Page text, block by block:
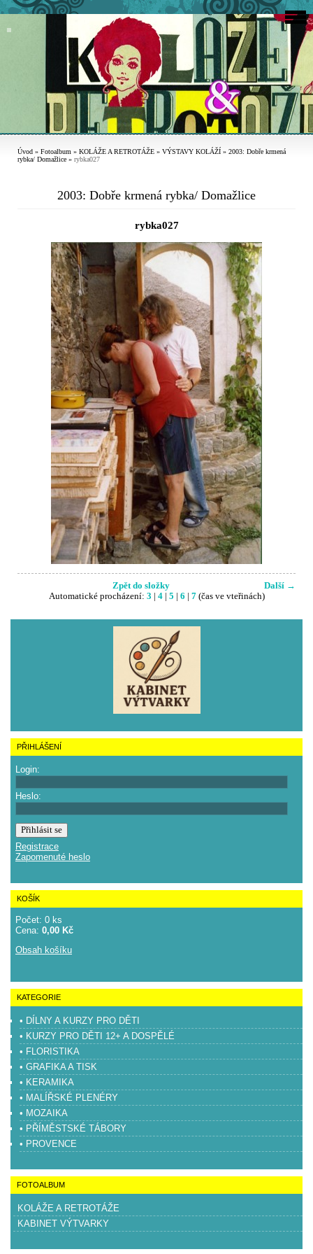
Úvod » Fotoalbum » KOLÁŽE A RETROTÁŽE » VÝSTAVY KOLÁŽÍ » 2003: Dobře krmená
rybka/ Domažlice » rybka027
2003: Dobře krmená rybka/ Domažlice
rybka027
Další →
Zpět do složky
Automatické procházení: 3 4| 5 6 7(čas ve vteřinách)
PŘIHLÁŠENÍ
Login:
Heslo:
Registrace
Zapomenuté heslo
KOŠÍK
Počet: 0 ks
Cena: 0,00 Kč
Obsah košíku
KATEGORIE
• DÍLNY A KURZY PRO DĚTI
• KURZY PRO DĚTI 12+ A DOSPĚLÉ
• FLORISTIKA
• GRAFIKA A TISK
• KERAMIKA
• MALÍŘSKÉ PLENÉRY
• MOZAIKA
• PŘÍMĚSTSKÉ TÁBORY
• PROVENCE
FOTOALBUM
KOLÁŽE A RETROTÁŽE
KABINET VÝTVARKY